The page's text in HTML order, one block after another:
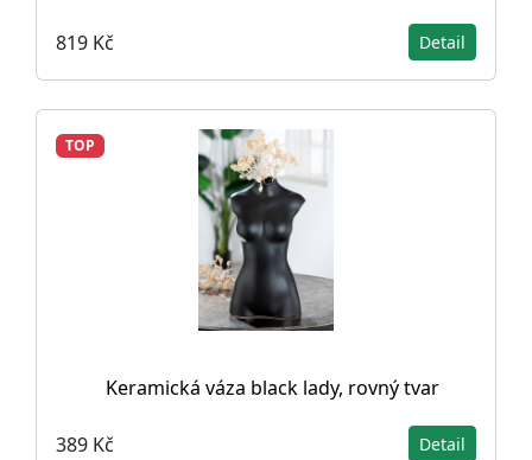
819 Kč Detail
TOP
Keramická váza black lady, rovný tvar
389 Kč Detail